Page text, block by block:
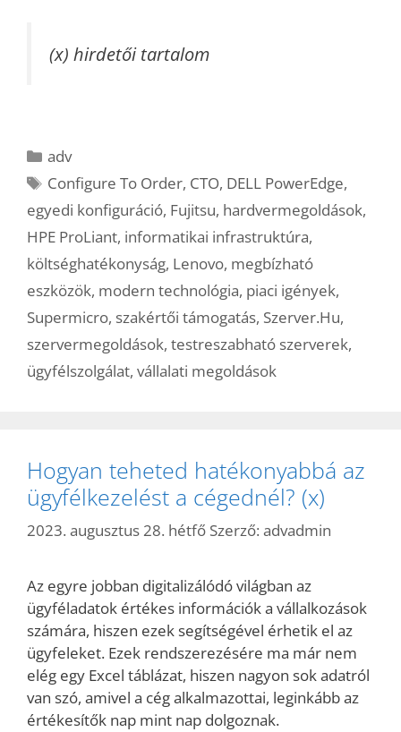
(x) hirdetői tartalom
Kategória
adv
Címkék
Configure To Order, CTO, DELL PowerEdge,
egyedi konfiguráció, Fujitsu, hardvermegoldások,
HPE ProLiant, informatikai infrastruktúra,
költséghatékonyság, Lenovo, megbízható
eszközök, modern technológia, piaci igények,
Supermicro, szakértői támogatás, Szerver.Hu,
szervermegoldások, testreszabható szerverek,
ügyfélszolgálat, vállalati megoldások
Hogyan teheted hatékonyabbá az
ügyfélkezelést a cégednél? (x)
2023. augusztus 28. hétfő Szerző: advadmin
Az egyre jobban digitalizálódó világban az
ügyféladatok értékes információk a vállalkozások
számára, hiszen ezek segítségével érhetik el az
ügyfeleket. Ezek rendszerezésére ma már nem
elég egy Excel táblázat, hiszen nagyon sok adatról
van szó, amivel a cég alkalmazottai, leginkább az
értékesítők nap mint nap dolgoznak.